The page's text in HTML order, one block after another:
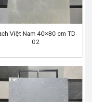
Việt Nam 40×80 cm TD-
02